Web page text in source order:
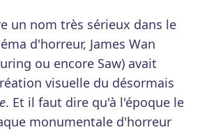
un nom très sérieux dans le
d'horreur, James Wan
ou encore Saw) avait
visuelle du désormais
. Et il faut dire qu'à l'époque le
monumentale d'horreur